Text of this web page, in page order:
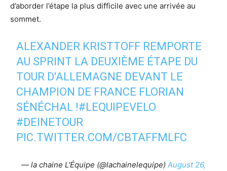
d’aborder l’étape la plus difficile avec une arrivée au
sommet.
ALEXANDER KRISTTOFF REMPORTE
AU SPRINT LA DEUXIÈME ÉTAPE DU
TOUR D'ALLEMAGNE DEVANT LE
CHAMPION DE FRANCE FLORIAN
SÉNÉCHAL !#LEQUIPEVELO
#DEINETOUR
PIC.TWITTER.COM/CBTAFFMLFC
— la chaine L'Équipe (@lachainelequipe) August 26,